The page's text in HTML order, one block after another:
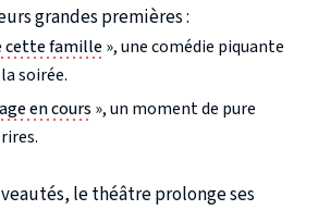
grandes premières :
cette famille», une comédie piquante
soirée.
en cours», un moment de pure
le théâtre prolonge ses